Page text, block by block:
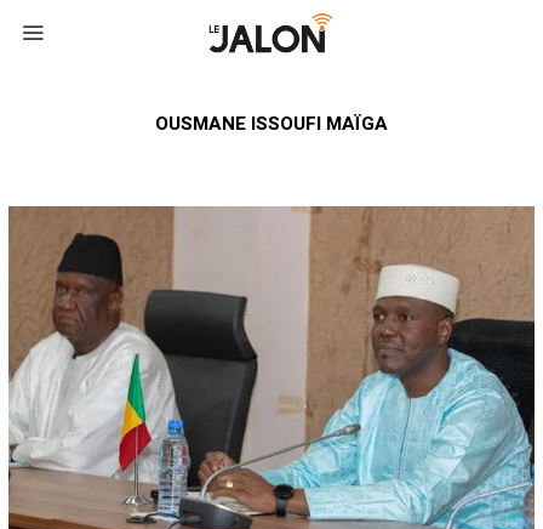
OUSMANE ISSOUFI MAÏGA